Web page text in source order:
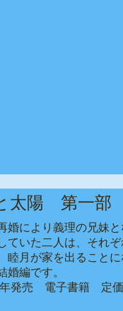
太陽 第一部
婚により義理の兄妹
ていた二人は、それ
睦月が家を出ること
婚編です。
発売 電子書籍 定価